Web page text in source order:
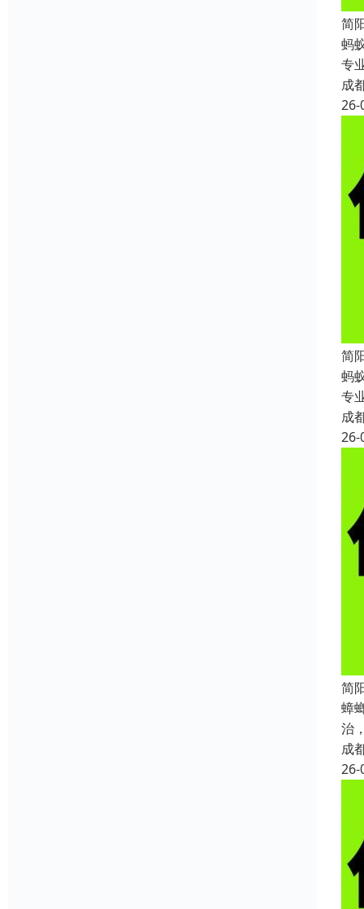
简
蚂
专
成
26-
简
蚂
专
成
26-
简
蟑
治
成
26-